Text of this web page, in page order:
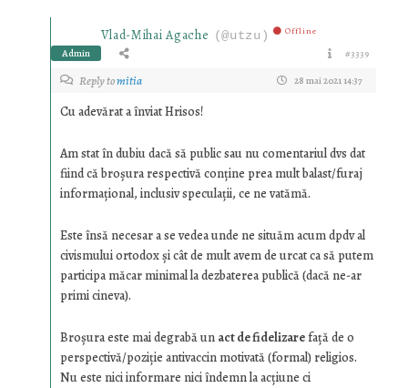
Vlad-Mihai Agache (@utzu) Offline
Admin #3339
Reply tomitia 28 mai 2021 14:37
Cu adevărat a înviat Hrisos!
Am stat în dubiu dacă să public sau nu comentariul dvs dat
fiind că broșura respectivă conține prea mult balast/furaj
informațional, inclusiv speculații, ce ne vatămă.
Este însă necesar a se vedea unde ne situăm acum dpdv al
civismului ortodox și cât de mult avem de urcat ca să putem
participa măcar minimal la dezbaterea publică (dacă ne-ar
primi cineva).
Broșura este mai degrabă un act de fidelizarefață de o
perspectivă/poziție antivaccin motivată (formal) religios.
Nu este nici informare nici îndemn la acțiune ci